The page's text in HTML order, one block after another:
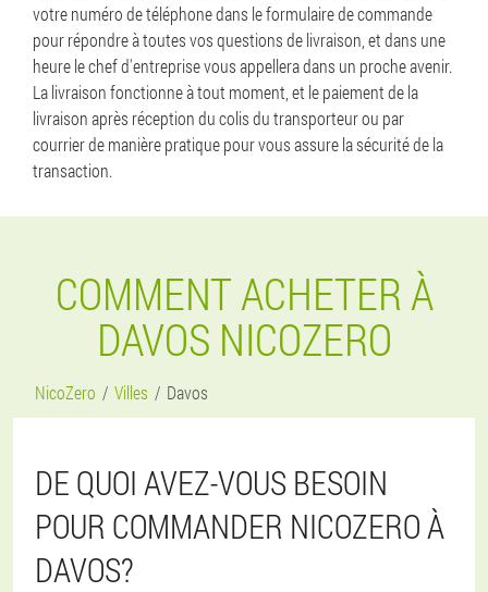
votre numéro de téléphone dans le formulaire de commande
pour répondre à toutes vos questions de livraison, et dans une
heure le chef d'entreprise vous appellera dans un proche avenir.
La livraison fonctionne à tout moment, et le paiement de la
livraison après réception du colis du transporteur ou par
courrier de manière pratique pour vous assure la sécurité de la
transaction.
COMMENT ACHETER À
DAVOS NICOZERO
NicoZero Villes Davos
DE QUOI AVEZ-VOUS BESOIN
POUR COMMANDER NICOZERO À
DAVOS?